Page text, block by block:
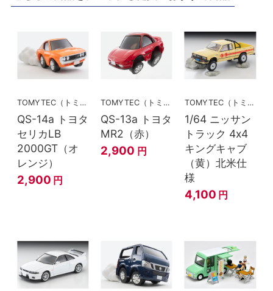
TOMYTEC（トミーテック）
QS-14a トヨタ
セリカLB
2000GT（オ
レンジ）
2,900 円
TOMYTEC（トミーテック）
QS-13a トヨタ
MR2（赤）
2,900 円
TOMYTEC（トミーテック）
1/64 ニッサン
トラック 4x4
キングキャブ
（黄）北米仕
様
4,100 円